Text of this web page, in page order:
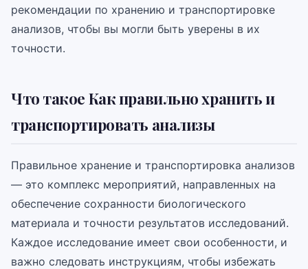
рекомендации по хранению и транспортировке
анализов, чтобы вы могли быть уверены в их
точности.
Что такое Как правильно хранить и
транспортировать анализы
Правильное хранение и транспортировка анализов
— это комплекс мероприятий, направленных на
обеспечение сохранности биологического
материала и точности результатов исследований.
Каждое исследование имеет свои особенности, и
важно следовать инструкциям, чтобы избежать